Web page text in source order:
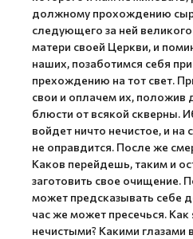
должному прохождению
следующего за ней
матери своей Церкви, и
наших, позаботимся себя
прехождению на тот свет.
свои и оплачем их, положив
блюсти от всякой скверны.
войдет ничто нечистое, и на
не оправдится. После же
Каков перейдешь, таким и
заготовить свое очищение.
может предсказывать себе
час же может пресечься. Как
нечистыми? Какими глазами